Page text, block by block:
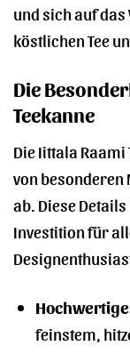
und sich auf
köstlichen Tee
Die
Teekanne
Die Iittala Raami
von
ab. Diese
Investition für
feinstem,